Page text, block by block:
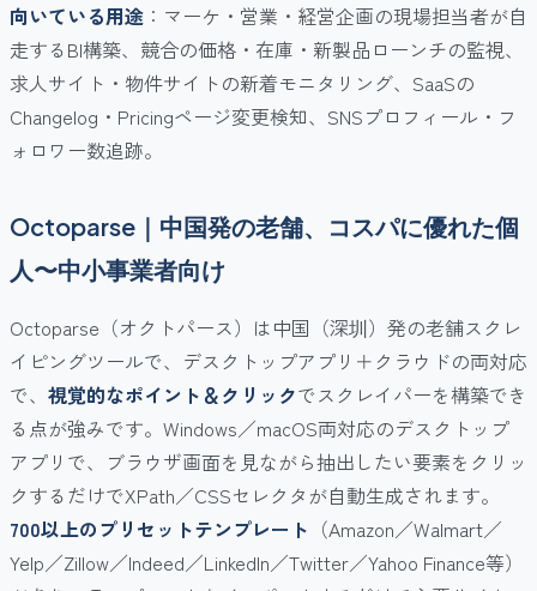
向いている用途 ：マーケ・営業・経営企画の現場担当者が自
走するBI構築、競合の価格・在庫・新製品ローンチの監視、
求人サイト・物件サイトの新着モニタリング、SaaSの
Changelog・Pricingページ変更検知、SNSプロフィール・フ
ォロワー数追跡。
Octoparse｜中国発の老舗、コスパに優れた個
人〜中小事業者向け
Octoparse（オクトパース）は中国（深圳）発の老舗スクレ
イピングツールで、デスクトップアプリ＋クラウドの両対応
で、 視覚的なポイント＆クリックでスクレイパーを構築でき
る点が強みです。Windows／macOS両対応のデスクトップ
アプリで、ブラウザ画面を見ながら抽出したい要素をクリッ
クするだけでXPath／CSSセレクタが自動生成されます。
700以上のプリセットテンプレート （Amazon／Walmart／
Yelp／Zillow／Indeed／LinkedIn／Twitter／Yahoo Finance等）